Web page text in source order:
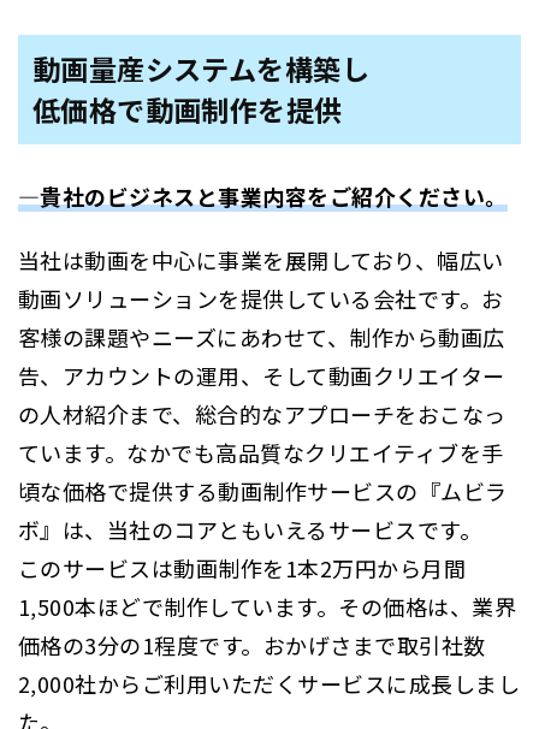
動画量産システムを構築し
低価格で動画制作を提供
―貴社のビジネスと事業内容をご紹介ください。
当社は動画を中心に事業を展開しており、幅広い
動画ソリューションを提供している会社です。お
客様の課題やニーズにあわせて、制作から動画広
告、アカウントの運用、そして動画クリエイター
の人材紹介まで、総合的なアプローチをおこなっ
ています。なかでも高品質なクリエイティブを手
頃な価格で提供する動画制作サービスの『ムビラ
ボ』は、当社のコアともいえるサービスです。
このサービスは動画制作を1本2万円から月間
1,500本ほどで制作しています。その価格は、業界
価格の3分の1程度です。おかげさまで取引社数
2,000社からご利用いただくサービスに成長しまし
た。